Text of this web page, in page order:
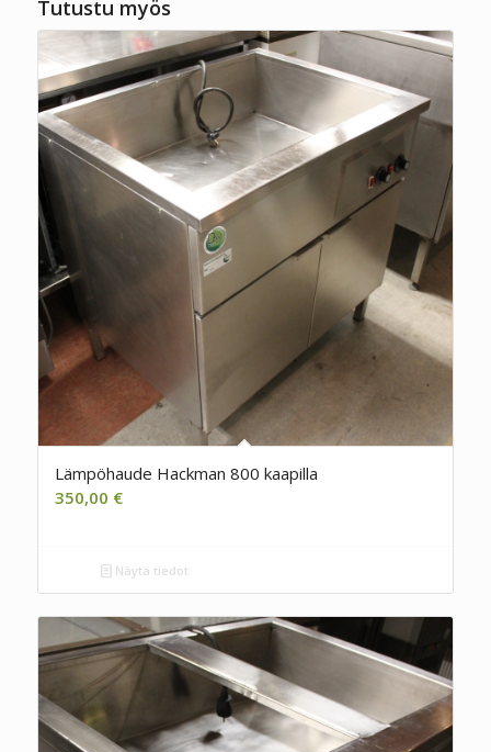
Tutustu myös
Lämpöhaude Hackman 800 kaapilla
350,00 €
Näytä tiedot